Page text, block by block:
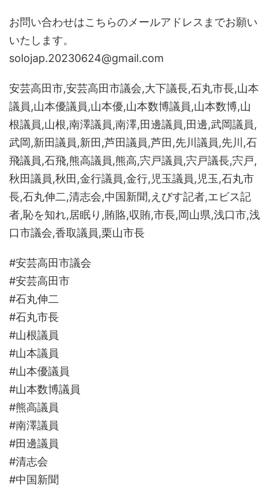
お問い合わせはこちらのメールアドレスまでお願い
いたします。
solojap.20230624@gmail.com
安芸高田市,安芸高田市議会,大下議長,石丸市長,山本
議員,山本優議員,山本優,山本数博議員,山本数博,山
根議員,山根,南澤議員,南澤,田邊議員,田邊,武岡議員,
武岡,新田議員,新田,芦田議員,芦田,先川議員,先川,石
飛議員,石飛,熊高議員,熊高,宍戸議員,宍戸議長,宍戸,
秋田議員,秋田,金行議員,金行,児玉議員,児玉,石丸市
長,石丸伸二,清志会,中国新聞,えびす記者,エビス記
者,恥を知れ,居眠り,賄賂,収賄,市長,岡山県,浅口市,浅
口市議会,香取議員,栗山市長
#安芸高田市議会
#安芸高田市
#石丸伸二
#石丸市長
#山根議員
#山本議員
#山本優議員
#山本数博議員
#熊高議員
#南澤議員
#田邊議員
#清志会
#中国新聞